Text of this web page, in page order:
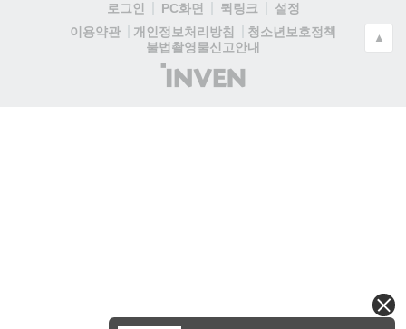
로그인 PC화면 퀵링크
설정
이용약관
개인정보처리방침
청소년보호정책
불법촬영물신고안내
(주)
인
▲